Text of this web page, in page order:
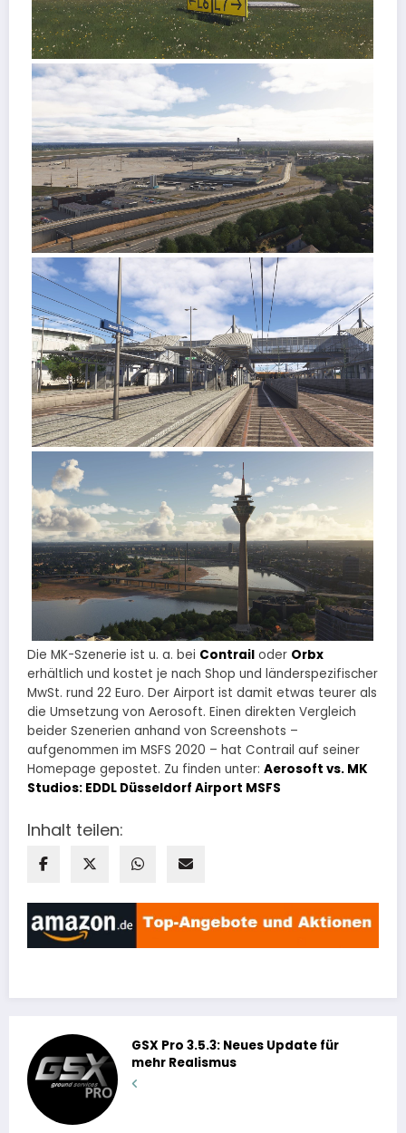
Die MK-Szenerie ist u. a. bei Contrail oder Orbx
erhältlich und kostet je nach Shop und länderspezifischer
MwSt. rund 22 Euro. Der Airport ist damit etwas teurer als
die Umsetzung von Aerosoft. Einen direkten Vergleich
beider Szenerien anhand von Screenshots –
aufgenommen im MSFS 2020 – hat Contrail auf seiner
Homepage gepostet. Zu finden unter: Aerosoft vs. MK
Studios: EDDL Düsseldorf Airport MSFS
Inhalt teilen:
GSX Pro 3.5.3: Neues Update für
mehr Realismus